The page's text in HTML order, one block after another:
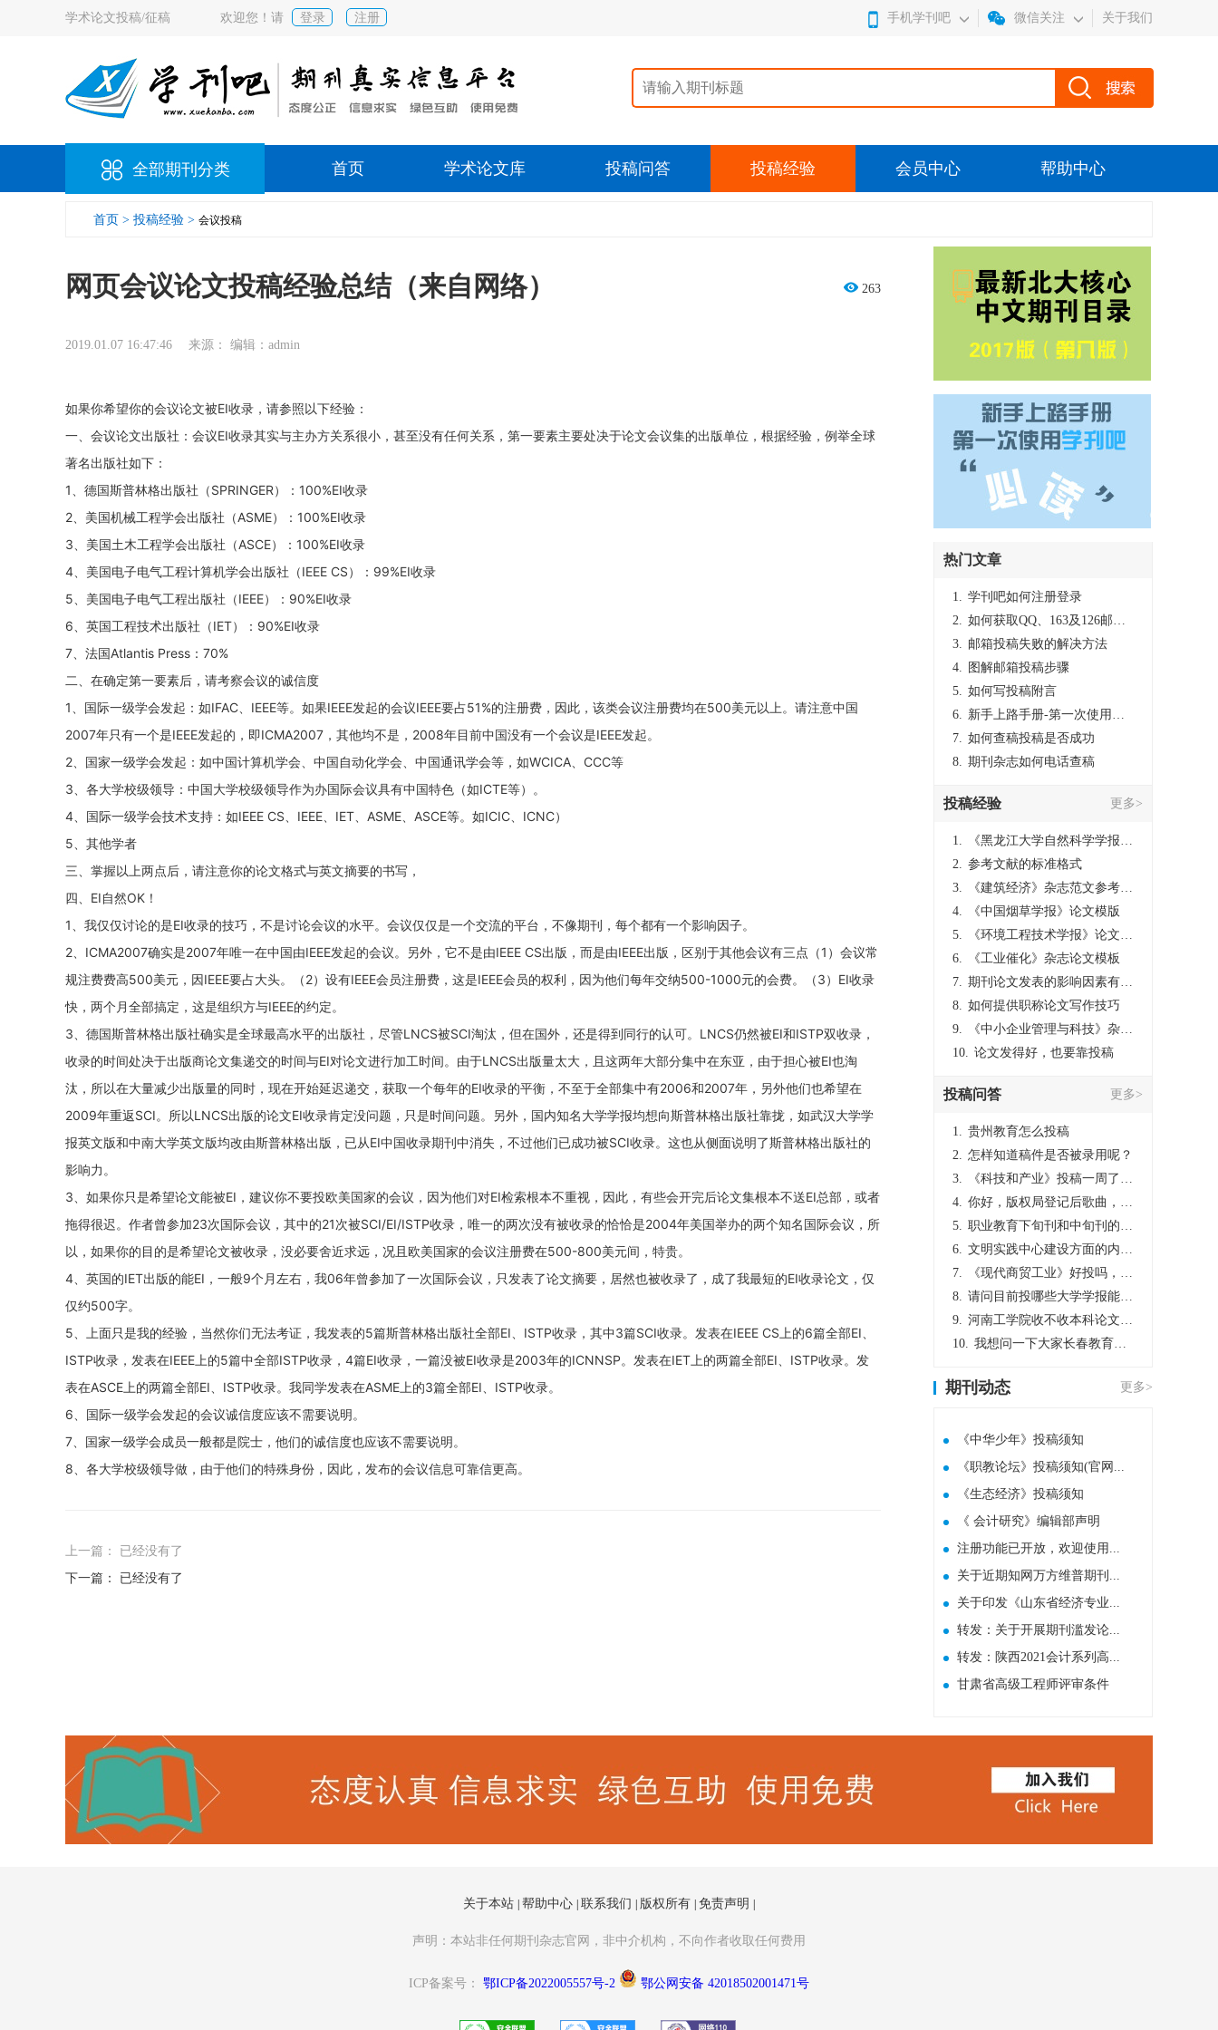
学术论文投稿/征稿 欢迎您！请 登录 注册 手机学刊吧 微信关注 关于我们
全部期刊分类 首页 学术论文库 投稿问答 投稿经验 会员中心 帮助中心
首页 > 投稿经验 > 会议投稿
网页会议论文投稿经验总结（来自网络） 263
2019.01.07 16:47:46 来源： 编辑：admin
如果你希望你的会议论文被EI收录，请参照以下经验：
一、会议论文出版社：会议EI收录其实与主办方关系很小，甚至没有任何关系，第一要素主要处决于论文会议集的出版单位，根据经验，例举全球
著名出版社如下：
1、德国斯普林格出版社（SPRINGER）：100%EI收录
2、美国机械工程学会出版社（ASME）：100%EI收录
3、美国土木工程学会出版社（ASCE）：100%EI收录
4、美国电子电气工程计算机学会出版社（IEEE CS）：99%EI收录
5、美国电子电气工程出版社（IEEE）：90%EI收录
6、英国工程技术出版社（IET）：90%EI收录
7、法国Atlantis Press：70%
二、在确定第一要素后，请考察会议的诚信度
1、国际一级学会发起：如IFAC、IEEE等。如果IEEE发起的会议IEEE要占51%的注册费，因此，该类会议注册费均在500美元以上。请注意中国
2007年只有一个是IEEE发起的，即ICMA2007，其他均不是，2008年目前中国没有一个会议是IEEE发起。
2、国家一级学会发起：如中国计算机学会、中国自动化学会、中国通讯学会等，如WCICA、CCC等
3、各大学校级领导：中国大学校级领导作为办国际会议具有中国特色（如ICTE等）。
4、国际一级学会技术支持：如IEEE CS、IEEE、IET、ASME、ASCE等。如ICIC、ICNC）
5、其他学者
三、掌握以上两点后，请注意你的论文格式与英文摘要的书写，
四、EI自然OK！
1、我仅仅讨论的是EI收录的技巧，不是讨论会议的水平。会议仅仅是一个交流的平台，不像期刊，每个都有一个影响因子。
2、ICMA2007确实是2007年唯一在中国由IEEE发起的会议。另外，它不是由IEEE CS出版，而是由IEEE出版，区别于其他会议有三点（1）会议常
规注费费高500美元，因IEEE要占大头。（2）设有IEEE会员注册费，这是IEEE会员的权利，因为他们每年交纳500-1000元的会费。（3）EI收录
快，两个月全部搞定，这是组织方与IEEE的约定。
3、德国斯普林格出版社确实是全球最高水平的出版社，尽管LNCS被SCI淘汰，但在国外，还是得到同行的认可。LNCS仍然被EI和ISTP双收录，
收录的时间处决于出版商论文集递交的时间与EI对论文进行加工时间。由于LNCS出版量太大，且这两年大部分集中在东亚，由于担心被EI也淘
汰，所以在大量减少出版量的同时，现在开始延迟递交，获取一个每年的EI收录的平衡，不至于全部集中有2006和2007年，另外他们也希望在
2009年重返SCI。所以LNCS出版的论文EI收录肯定没问题，只是时间问题。另外，国内知名大学学报均想向斯普林格出版社靠拢，如武汉大学学
报英文版和中南大学英文版均改由斯普林格出版，已从EI中国收录期刊中消失，不过他们已成功被SCI收录。这也从侧面说明了斯普林格出版社的
影响力。
3、如果你只是希望论文能被EI，建议你不要投欧美国家的会议，因为他们对EI检索根本不重视，因此，有些会开完后论文集根本不送EI总部，或者
拖得很迟。作者曾参加23次国际会议，其中的21次被SCI/EI/ISTP收录，唯一的两次没有被收录的恰恰是2004年美国举办的两个知名国际会议，所
以，如果你的目的是希望论文被收录，没必要舍近求远，况且欧美国家的会议注册费在500-800美元间，特贵。
4、英国的IET出版的能EI，一般9个月左右，我06年曾参加了一次国际会议，只发表了论文摘要，居然也被收录了，成了我最短的EI收录论文，仅
仅约500字。
5、上面只是我的经验，当然你们无法考证，我发表的5篇斯普林格出版社全部EI、ISTP收录，其中3篇SCI收录。发表在IEEE CS上的6篇全部EI、
ISTP收录，发表在IEEE上的5篇中全部ISTP收录，4篇EI收录，一篇没被EI收录是2003年的ICNNSP。发表在IET上的两篇全部EI、ISTP收录。发
表在ASCE上的两篇全部EI、ISTP收录。我同学发表在ASME上的3篇全部EI、ISTP收录。
6、国际一级学会发起的会议诚信度应该不需要说明。
7、国家一级学会成员一般都是院士，他们的诚信度也应该不需要说明。
8、各大学校级领导做，由于他们的特殊身份，因此，发布的会议信息可靠信更高。
上一篇： 已经没有了
下一篇： 已经没有了
热门文章
1. 学刊吧如何注册登录
2. 如何获取QQ、163及126邮箱的授权码
3. 邮箱投稿失败的解决方法
4. 图解邮箱投稿步骤
5. 如何写投稿附言
6. 新手上路手册-第一次使用学刊吧必读
7. 如何查稿投稿是否成功
8. 期刊杂志如何电话查稿
投稿经验 更多>
1.
《黑龙江大学自然科学学报》介绍信模板
2. 参考文献的标准格式
3.
《建筑经济》杂志范文参考格式
4.
《中国烟草学报》论文模版
5.
《环境工程技术学报》论文模板
6.
《工业催化》杂志论文模板
7. 期刊论文发表的影响因素有哪些
8. 如何提供职称论文写作技巧
9.
《中小企业管理与科技》杂志投稿模板
10. 论文发得好，也要靠投稿
投稿问答 更多>
1. 贵州教育怎么投稿
2. 怎样知道稿件是否被录用呢？
3.
《科技和产业》投稿一周了仍是“已发回执”状态，这是什么意思？什么时候外审？
4. 你好，版权局登记后歌曲，这里能否发表
5. 职业教育下旬刊和中旬刊的国内刊号一样，他们有什么区别，两本刊物都是真的吗？
6. 文明实践中心建设方面的内容适合那种期刊
7.
《现代商贸工业》好投吗，版面费多少？
8. 请问目前投哪些大学学报能较快出刊啊
9. 河南工学院收不收本科论文呀？
10. 我想问一下大家长春教育学院学报是本科学报吗？
期刊动态 更多>
《中华少年》投稿须知
《职教论坛》投稿须知(官网...
《生态经济》投稿须知
《 会计研究》编辑部声明
注册功能已开放，欢迎使用...
关于近期知网万方维普期刊...
关于印发《山东省经济专业...
转发：关于开展期刊滥发论...
转发：陕西2021会计系列高...
甘肃省高级工程师评审条件
关于本站 帮助中心 联系我们 版权所有 免责声明
声明：本站非任何期刊杂志官网，非中介机构，不向作者收取任何费用
ICP备案号： 鄂ICP备2022005557号-2 鄂公网安备 42018502001471号